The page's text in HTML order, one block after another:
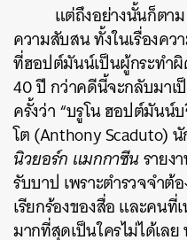
แต่ถึงอย่างนั้นก็ตาม
ความสับสน ทั้งในเรื่องค
ที่ฮอปต์มันน์เป็นผู้กระทำผิ
40 ปี กว่าคดีนี้จะกลับมา
ครั้งว่า “บรูโน ฮอปต์มันน์
โต (Anthony Scaduto)
นิวยอร์ก แมกกาซีนรายง
รับบาป เพราะตำรวจจำต้
เรียกร้องของสื่อ และคน
มากที่สุดเป็นใครไม่ได้เล